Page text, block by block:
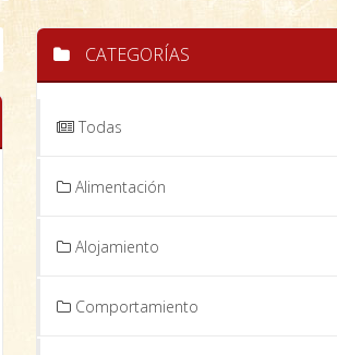
CATEGORÍAS
Todas
Alimentación
Alojamiento
Comportamiento